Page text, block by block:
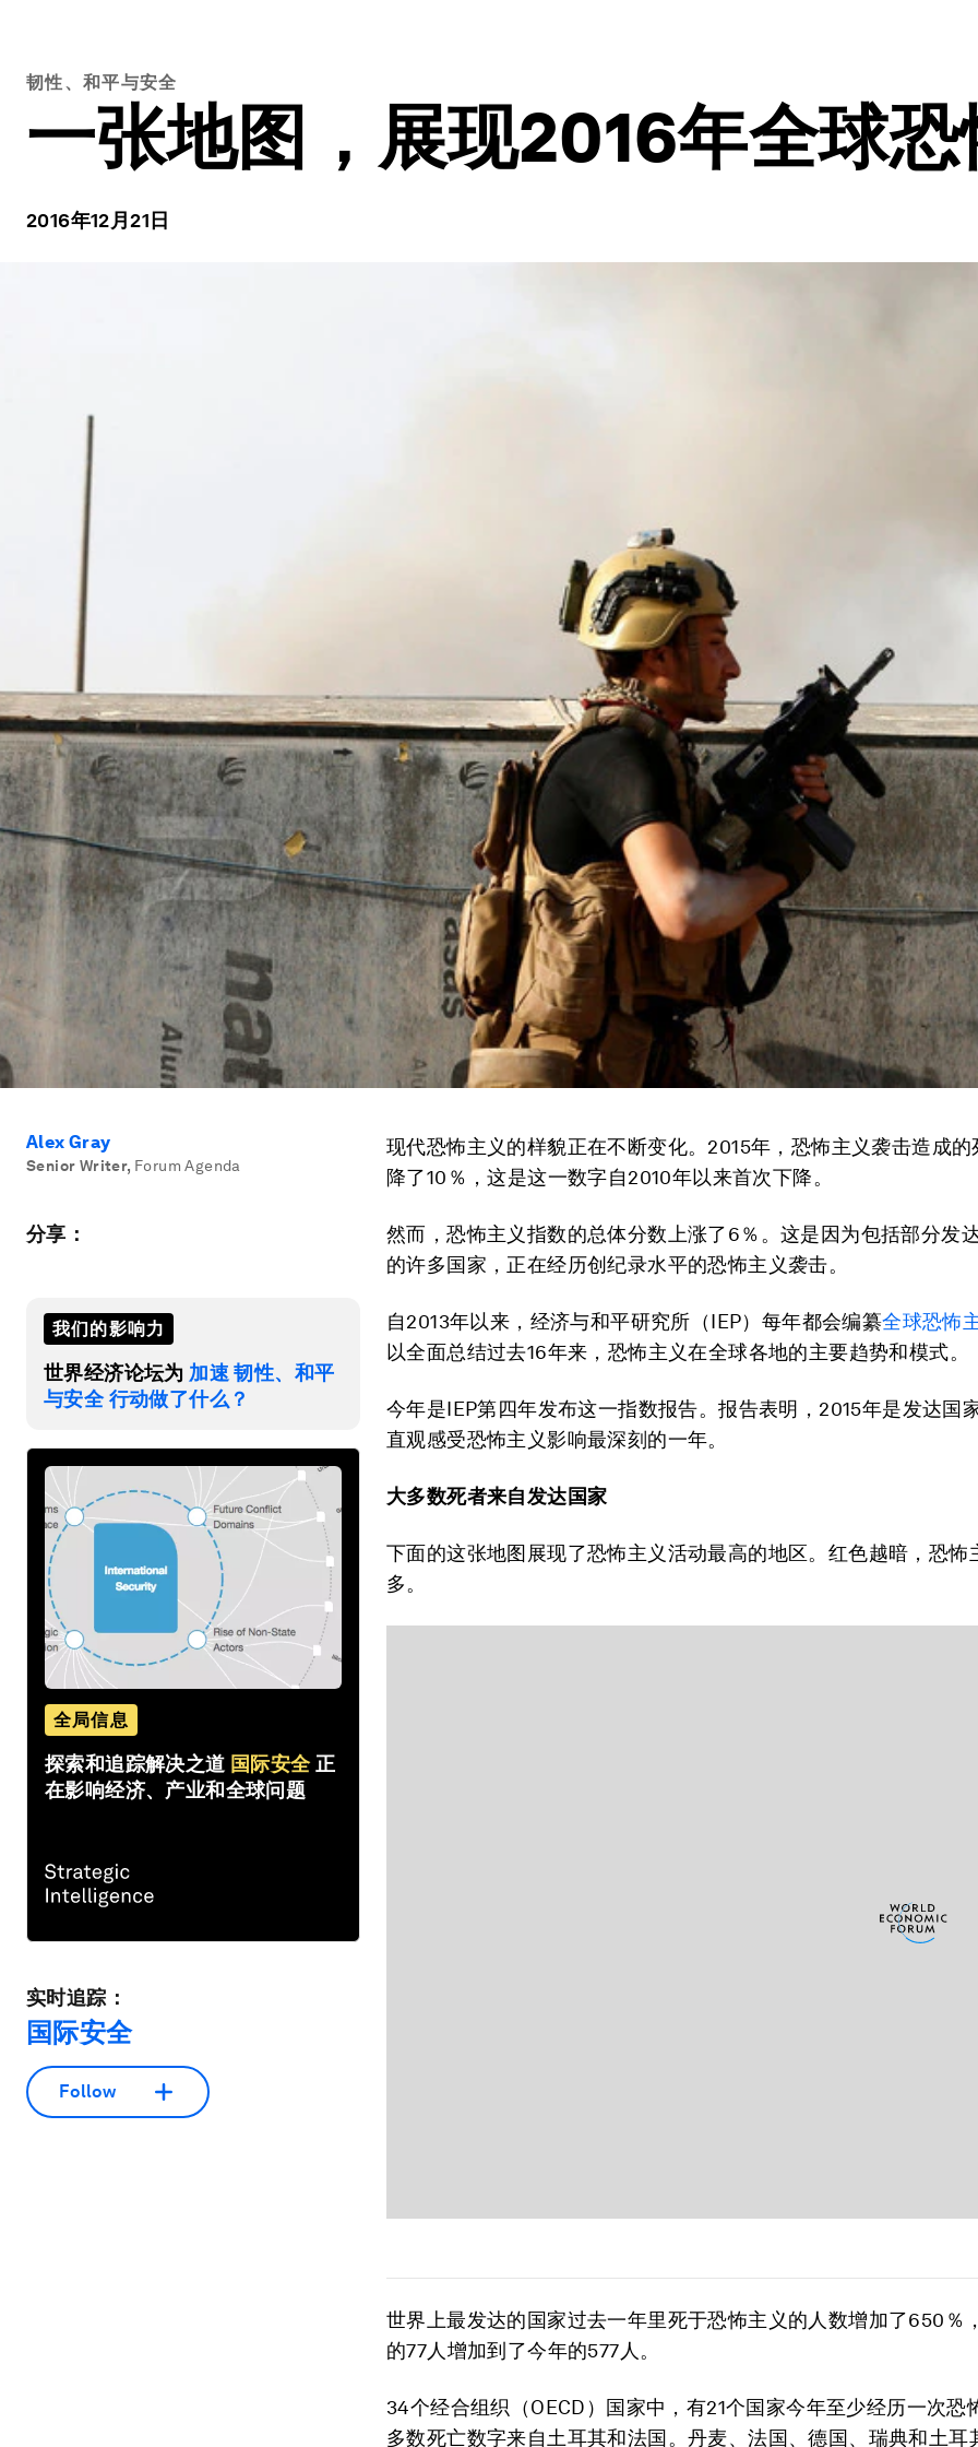
韧性、和平与安全
一张地图，展现2016年全球
2016年12月21日
Alex Gray
Senior Writer, Forum Agenda
分享：
我们的影响力
世界经济论坛为 加速 韧性、和平
与安全 行动做了什么？
全局信息
探索和追踪解决之道 国际安全 正
在影响经济、产业和全球问题
实时追踪：
国际安全
Follow
现代恐怖主义的样貌正在不断变化。2015年，恐怖主义袭击造成的
降了10％，这是这一数字自2010年以来首次下降。
然而，恐怖主义指数的总体分数上涨了6％。这是因为包括部分发
的许多国家，正在经历创纪录水平的恐怖主义袭击。
自2013年以来，经济与和平研究所（IEP）每年都会编纂全球恐怖
以全面总结过去16年来，恐怖主义在全球各地的主要趋势和模式。
今年是IEP第四年发布这一指数报告。报告表明，2015年是发达国
直观感受恐怖主义影响最深刻的一年。
大多数死者来自发达国家
下面的这张地图展现了恐怖主义活动最高的地区。红色越暗，恐怖
多。
世界上最发达的国家过去一年里死于恐怖主义的人数增加了650％
的77人增加到了今年的577人。
34个经合组织（OECD）国家中，有21个国家今年至少经历一次恐
多数死亡数字来自土耳其和法国。丹麦、法国、德国、瑞典和土耳